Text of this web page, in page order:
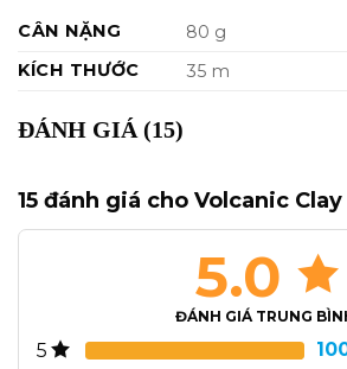
CÂN NẶNG
80 g
KÍCH THƯỚC
35 m
ĐÁNH GIÁ (15)
15 đánh giá cho Volcanic
5.0
ĐÁNH GIÁ TRUNG
5